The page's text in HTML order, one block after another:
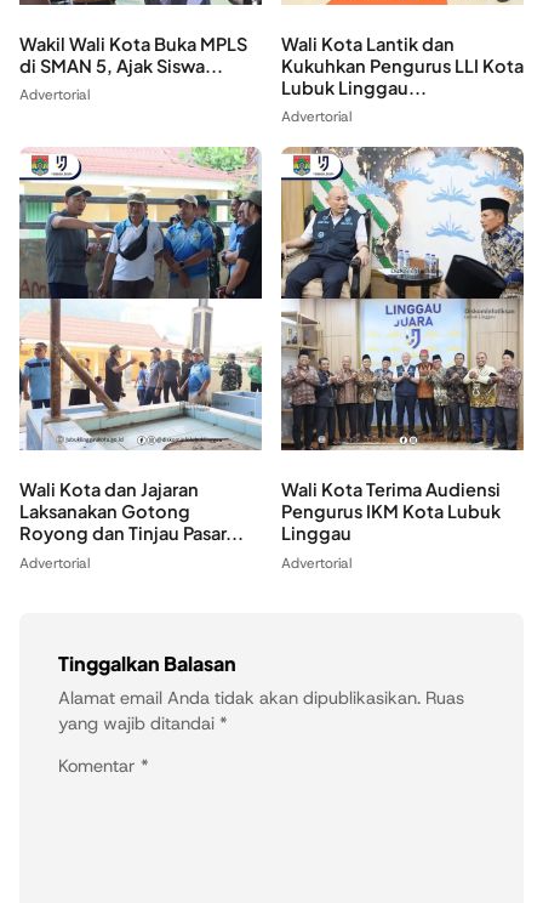
Wakil Wali Kota Buka MPLS
di SMAN 5, Ajak Siswa...
Advertorial
Wali Kota Lantik dan
Kukuhkan Pengurus LLI Kota
Lubuk Linggau...
Advertorial
Wali Kota dan Jajaran
Laksanakan Gotong
Royong dan Tinjau Pasar...
Advertorial
Wali Kota Terima Audiensi
Pengurus IKM Kota Lubuk
Linggau
Advertorial
Tinggalkan Balasan
Alamat email Anda tidak akan dipublikasikan. Ruas
yang wajib ditandai *
Komentar *